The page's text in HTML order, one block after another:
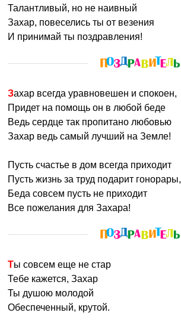
Талантливый, но не наивный
Захар, повеселись ты от везения
И принимай ты поздравления!
Захар всегда уравновешен и спокоен,
Придет на помощь он в любой беде
Ведь сердце так пропитано любовью
Захар ведь самый лучший на Земле!
Пусть счастье в дом всегда приходит
Пусть жизнь за труд подарит гонорары,
Беда совсем пусть не приходит
Все пожелания для Захара!
Ты совсем еще не стар
Тебе кажется, Захар
Ты душою молодой
Обеспеченный, крутой.